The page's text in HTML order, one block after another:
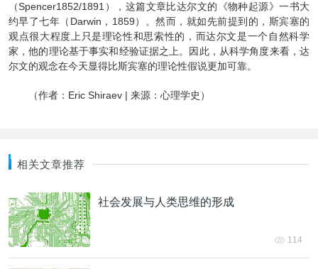
（Spencer1852/1891），这篇文章比达尔文的《物种起源》一书大
约早了七年（Darwin，1859）。然而，就如先前提到的，斯宾塞的
观点很大程度上只是理论性和思索性的，而达尔文是一个自然科学
家，他的理论基于事实和经验证据之上。因此，从科学角度来看，达
尔文的观念在今天显得比斯宾塞的理论性假说更加可靠。
（作者：Eric Shiraev | 来源：心理学史）
相关文章推荐
社会发展与人类思维的形成
114